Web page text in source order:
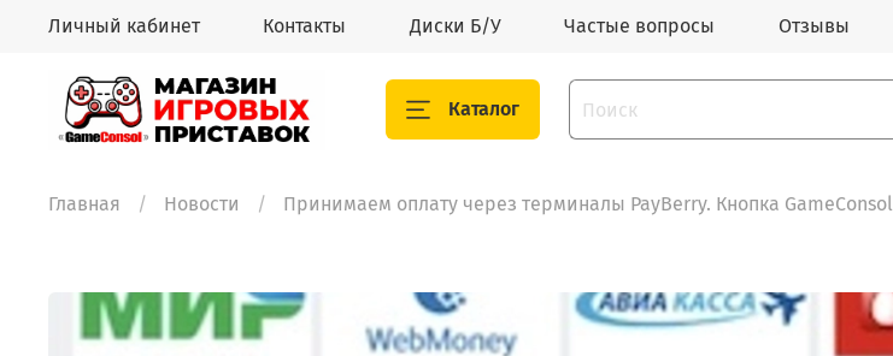
Личный кабинет Контакты Диски Б/У Частые вопросы Отзывы
Каталог
Главная Новости Принимаем оплату через терминалы PayBerry. Кнопка GameConsol